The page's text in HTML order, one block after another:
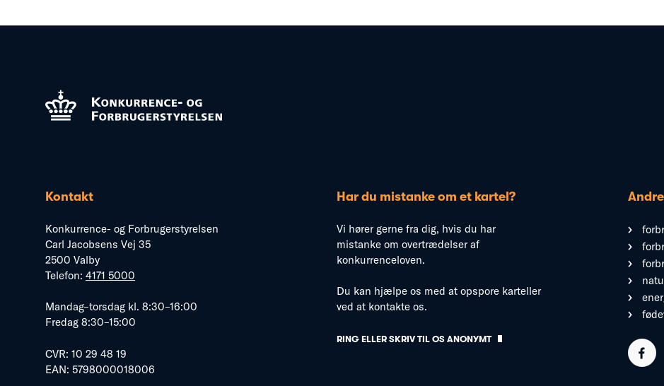
Kontakt
Konkurrence- og Forbrugerstyrelsen
Carl Jacobsens Vej 35
2500 Valby
Telefon: 4171 5000
Mandag–torsdag kl. 8:30–16:00
Fredag 8:30–15:00
CVR: 10 29 48 19
EAN: 5798000018006
Har du mistanke om et kartel?
Vi hører gerne fra dig, hvis du har
mistanke om overtrædelser af
konkurrenceloven.
Du kan hjælpe os med at opspore karteller
ved at kontakte os.
RING ELLER SKRIV TIL OS ANONYMT